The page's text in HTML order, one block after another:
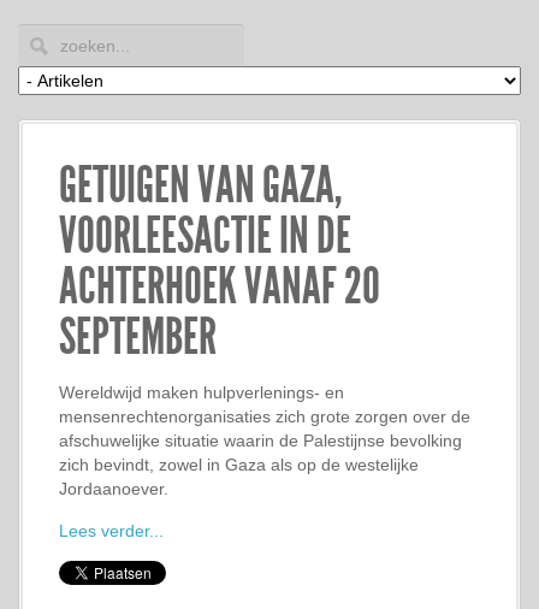
GETUIGEN VAN GAZA,
VOORLEESACTIE IN DE
ACHTERHOEK VANAF 20
SEPTEMBER
Wereldwijd maken hulpverlenings- en
mensenrechtenorganisaties zich grote zorgen over de
afschuwelijke situatie waarin de Palestijnse bevolking
zich bevindt, zowel in Gaza als op de westelijke
Jordaanoever.
Lees verder...